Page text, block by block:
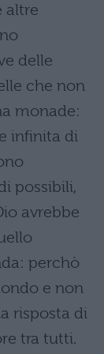
altre
delle
che non
monade:
infinita di
possibili,
avrebbe
perchò
e non
risposta di
tra tutti.